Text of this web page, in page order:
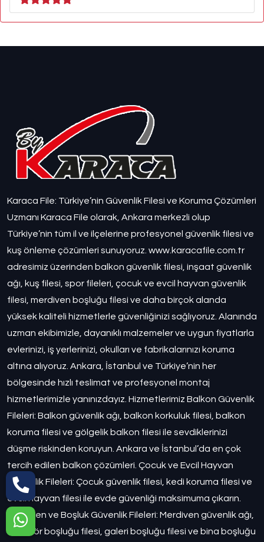
Karaca File: Türkiye’nin Güvenlik Filesi ve Koruma Çözümleri
Uzmanı Karaca File olarak, Ankara merkezli olup
Türkiye’nin tüm il ve ilçelerine profesyonel güvenlik filesi ve
kuş önleme çözümleri sunuyoruz. www.karacafile.com.tr
adresimiz üzerinden balkon güvenlik filesi, inşaat güvenlik
ağı, kuş filesi, spor fileleri, çocuk ve evcil hayvan güvenlik
filesi, merdiven boşluğu filesi ve daha birçok alanda
yüksek kaliteli hizmetlerle güvenliğinizi sağlıyoruz. Alanında
uzman ekibimizle, dayanıklı malzemeler ve uygun fiyatlarla
evlerinizi, iş yerlerinizi, okulları ve fabrikalarınızı koruma
altına alıyoruz. Ankara, İstanbul ve Türkiye’nin her
bölgesinde hızlı teslimat ve profesyonel montaj
hizmetlerimizle yanınızdayız. Hizmetlerimiz Balkon Güvenlik
Fileleri: Balkon güvenlik ağı, balkon korkuluk filesi, balkon
koruma filesi ve gölgelik balkon filesi ile sevdiklerinizi
düşme riskinden koruyun. Ankara ve İstanbul’da en çok
tercih edilen balkon çözümleri. Çocuk ve Evcil Hayvan
Güvenlik Fileleri: Çocuk güvenlik filesi, kedi koruma filesi ve
evcil hayvan filesi ile evde güvenliği maksimuma çıkarın.
Merdiven ve Boşluk Güvenlik Fileleri: Merdiven güvenlik ağı,
asansör boşluğu filesi, galeri boşluğu filesi ve bina boşluğu